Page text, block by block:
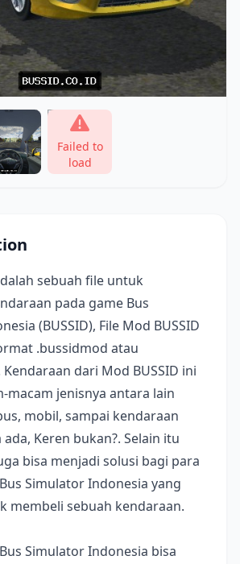
Failed to
load
sebuah file untuk
pada game Bus
(BUSSID), File Mod BUSSID
.bussidmod atau
dari Mod BUSSID ini
macam jenisnya antara lain
mobil, sampai kendaraan
Keren bukan?. Selain itu
bisa menjadi solusi bagi para
Simulator Indonesia yang
membeli sebuah kendaraan.
Simulator Indonesia bisa